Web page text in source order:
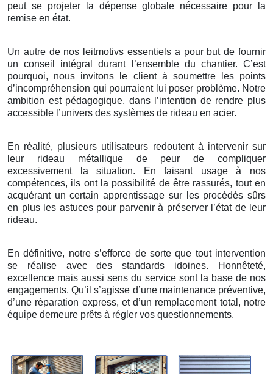
peut se projeter la dépense globale nécessaire pour la
remise en état.
Un autre de nos leitmotivs essentiels a pour but de fournir
un conseil intégral durant l’ensemble du chantier. C’est
pourquoi, nous invitons le client à soumettre les points
d’incompréhension qui pourraient lui poser problème. Notre
ambition est pédagogique, dans l’intention de rendre plus
accessible l’univers des systèmes de rideau en acier.
En réalité, plusieurs utilisateurs redoutent à intervenir sur
leur rideau métallique de peur de compliquer
excessivement la situation. En faisant usage à nos
compétences, ils ont la possibilité de être rassurés, tout en
acquérant un certain apprentissage sur les procédés sûrs
en plus les astuces pour parvenir à préserver l’état de leur
rideau.
En définitive, notre s’efforce de sorte que tout intervention
se réalise avec des standards idoines. Honnêteté,
excellence mais aussi sens du service sont la base de nos
engagements. Qu’il s’agisse d’une maintenance préventive,
d’une réparation express, et d’un remplacement total, notre
équipe demeure prêts à régler vos questionnements.